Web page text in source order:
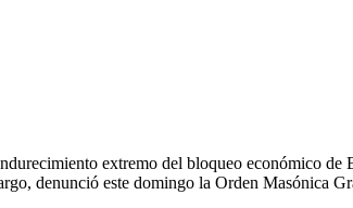
extremo del bloqueo económico
denunció este domingo la Orden Masónica